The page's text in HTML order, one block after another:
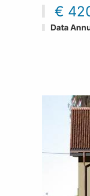
€
Data